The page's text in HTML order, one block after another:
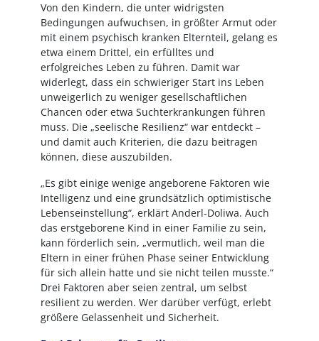
Von den Kindern, die unter widrigsten
Bedingungen aufwuchsen, in größter Armut oder
mit einem psychisch kranken Elternteil, gelang es
etwa einem Drittel, ein erfülltes und
erfolgreiches Leben zu führen. Damit war
widerlegt, dass ein schwieriger Start ins Leben
unweigerlich zu weniger gesellschaftlichen
Chancen oder etwa Suchterkrankungen führen
muss. Die „seelische Resilienz“ war entdeckt –
und damit auch Kriterien, die dazu beitragen
können, diese auszubilden.
„Es gibt einige wenige angeborene Faktoren wie
Intelligenz und eine grundsätzlich optimistische
Lebenseinstellung“, erklärt Anderl-Doliwa. Auch
das erstgeborene Kind in einer Familie zu sein,
kann förderlich sein, „vermutlich, weil man die
Eltern in einer frühen Phase seiner Entwicklung
für sich allein hatte und sie nicht teilen musste.“
Drei Faktoren aber seien zentral, um selbst
resilient zu werden. Wer darüber verfügt, erlebt
größere Gelassenheit und Sicherheit.